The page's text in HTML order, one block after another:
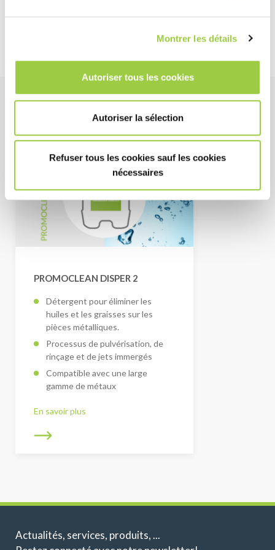
Montrer les détails
Autoriser tous les cookies
Autoriser la sélection
Refuser tous les cookies sauf les cookies
nécessaires
Produit à l’honneur
PROMOCLEAN DISPER 2
Détergent pour éliminer les
huiles et les graisses sur les
pièces métalliques.
Processus de pulvérisation, de
rinçage et de jets immergés
Compatible avec une large
gamme de métaux
En savoir plus
Actualités, services, produits, ...